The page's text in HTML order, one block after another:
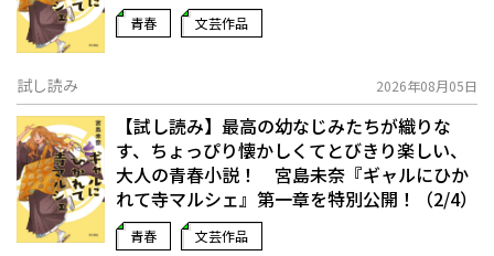
青春 文芸作品
試し読み 2026年08月05日
【試し読み】最高の幼なじみたちが織りな
す、ちょっぴり懐かしくてとびきり楽しい、
大人の青春小説！ 宮島未奈『ギャルにひか
れて寺マルシェ』第一章を特別公開！（2/4）
青春 文芸作品